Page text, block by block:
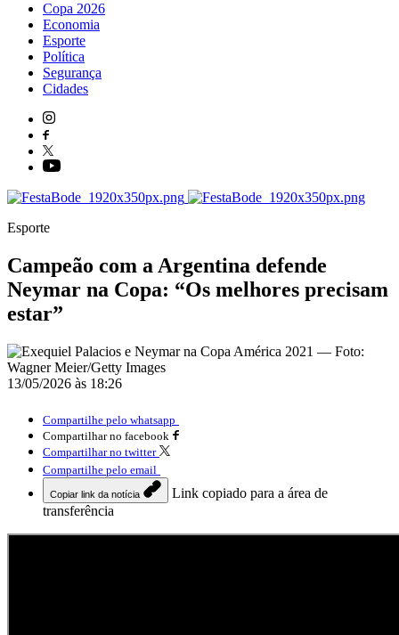
Copa 2026
Economia
Esporte
Política
Segurança
Cidades
Esporte
Campeão com a Argentina defende
Neymar na Copa: “Os melhores precisam
estar”
13/05/2026 às 18:26
Compartilhe pelo whatsapp
Compartilhar no facebook
Compartilhar no twitter
Compartilhe pelo email
Copiar link da notícia
Link copiado para a área de
transferência